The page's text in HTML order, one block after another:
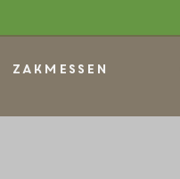
Zakmessen